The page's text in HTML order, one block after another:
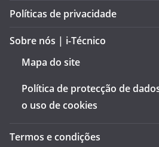
Políticas de privacidade
Sobre nós | i-Técnico
Mapa do site
Política de protecção de
o uso de cookies
Termos e condições